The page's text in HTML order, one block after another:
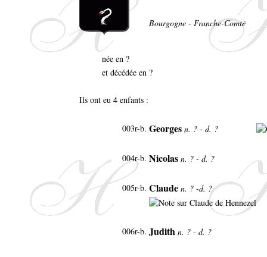
Bourgogne - Franche-Comté
née en ?
et décédée en ?
Ils ont eu 4 enfants :
003r-b. Georges n. ? - d. ?
004r-b. Nicolas n. ? - d. ?
005r-b. Claude n. ? -d. ?
006r-b. Judith n. ? - d. ?